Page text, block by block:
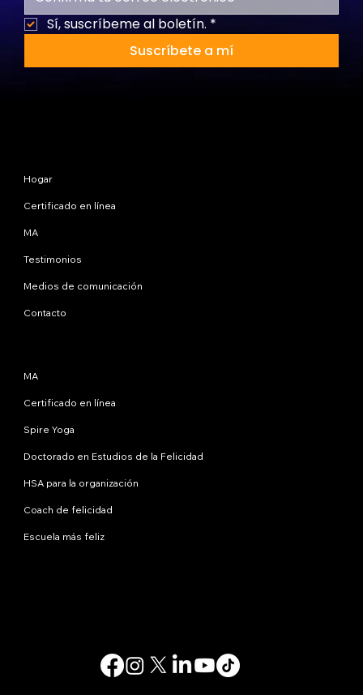
Sí, suscríbeme al boletín. *
Suscríbete a mí
Hogar
Certificado en línea
MA
Testimonios
Medios de comunicación
Contacto
MA
Certificado en línea
Spire Yoga
Doctorado en Estudios de la Felicidad
HSA para la organización
Coach de felicidad
Escuela más feliz